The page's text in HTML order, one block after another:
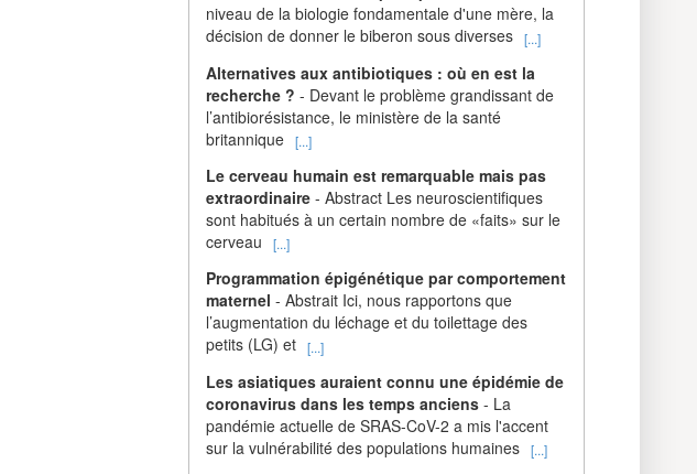
niveau de la biologie fondamentale d'une mère, la
décision de donner le biberon sous diverses [...]
Alternatives aux antibiotiques : où en est la
recherche ? - Devant le problème grandissant de
l’antibiorésistance, le ministère de la santé
britannique [...]
Le cerveau humain est remarquable mais pas
extraordinaire - Abstract Les neuroscientifiques
sont habitués à un certain nombre de «faits» sur le
cerveau
[...]
Programmation épigénétique par comportement
maternel - Abstrait Ici, nous rapportons que
l’augmentation du léchage et du toilettage des
petits (LG) et [...]
Les asiatiques auraient connu une épidémie de
coronavirus dans les temps anciens - La
pandémie actuelle de SRAS-CoV-2 a mis l'accent
sur la vulnérabilité des populations humaines [...]